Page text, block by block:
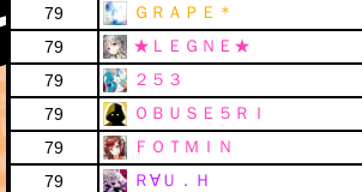
79
ＧＲＡＰＥ＊
79
★ＬＥＧＮＥ★
79
２５３
79
ＯＢＵＳＥ５ＲＩ
79
ＦＯＴＭＩＮ
79
Ｒ∀Ｕ．Ｈ